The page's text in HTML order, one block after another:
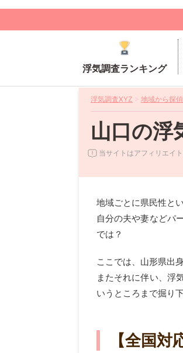
浮気調査ランキング
浮気調査XYZ > 地域から探
山口の浮
当サイトはアフィリエイ
地域ごとに県民性と
自分の夫や妻などパ
では？
ここでは、山形県出
またそれに伴い、浮
いうところまで掘り
【全国